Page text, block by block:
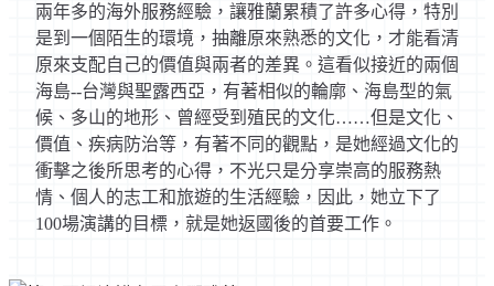
兩年多的海外服務經驗，讓雅蘭累積了許多心得，特別
是到一個陌生的環境，抽離原來熟悉的文化，才能看清
原來支配自己的價值與兩者的差異。這看似接近的兩個
海島--台灣與聖露西亞，有著相似的輪廓、海島型的氣
候、多山的地形、曾經受到殖民的文化……但是文化、
價值、疾病防治等，有著不同的觀點，是她經過文化的
衝擊之後所思考的心得，不光只是分享崇高的服務熱
情、個人的志工和旅遊的生活經驗，因此，她立下了
100場演講的目標，就是她返國後的首要工作。